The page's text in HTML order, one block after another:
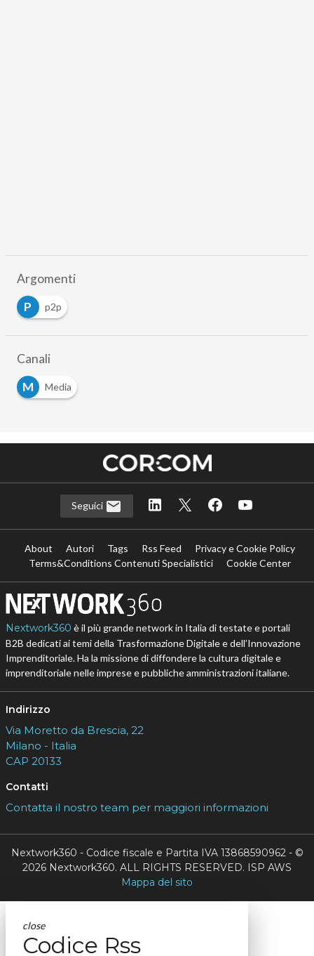
Argomenti
P
p2p
Canali
M
Media
Seguici
About Autori Tags Rss Feed
Privacy e Cookie Policy
Terms&Conditions Contenuti Specialistici
Cookie Center
Nextwork360 è il più grande network in Italia di testate e portali
B2B dedicati ai temi della Trasformazione Digitale e dell’Innovazione
Imprenditoriale. Ha la missione di diffondere la cultura digitale e
imprenditoriale nelle imprese e pubbliche amministrazioni italiane.
Indirizzo
Via Moretto da Brescia, 22
Milano - Italia
CAP 20133
Contatti
Contatta il nostro team per maggiori informazioni
Nextwork360 - Codice fiscale e Partita IVA 13868590962 - ©
2026 Nextwork360. ALL RIGHTS RESERVED. ISP AWS
Mappa del sito
close
Codice Rss